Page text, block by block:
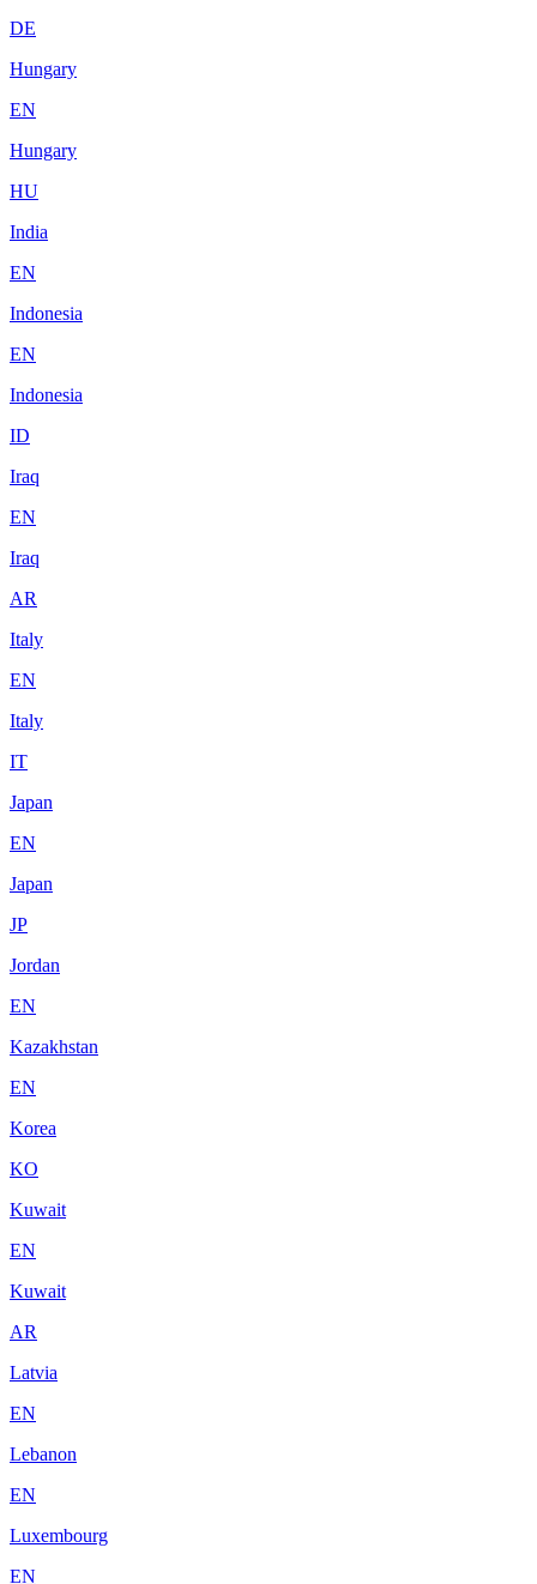
DE
Hungary
EN
Hungary
HU
India
EN
Indonesia
EN
Indonesia
ID
Iraq
EN
Iraq
AR
Italy
EN
Italy
IT
Japan
EN
Japan
JP
Jordan
EN
Kazakhstan
EN
Korea
KO
Kuwait
EN
Kuwait
AR
Latvia
EN
Lebanon
EN
Luxembourg
EN